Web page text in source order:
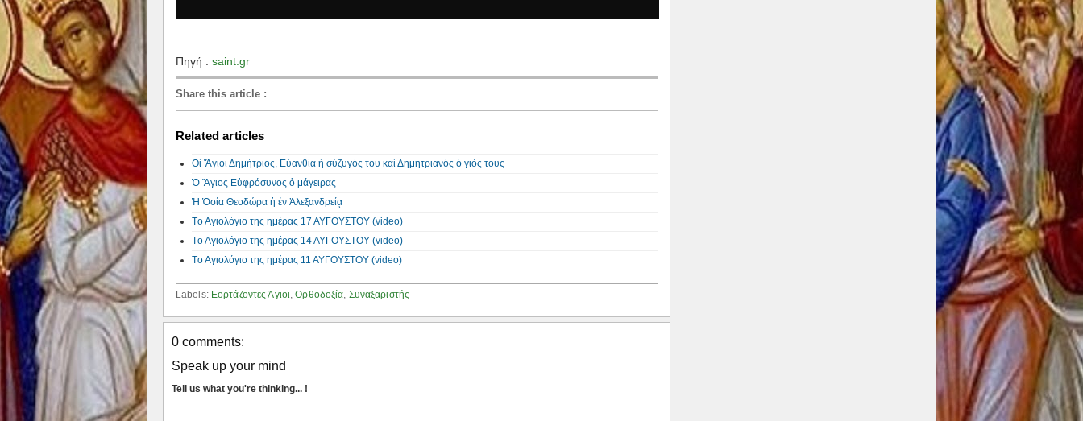
Πηγή : saint.gr
Share this article :
Related articles
Οἱ Ἅγιοι Δημήτριος, Εὐανθία ἡ σύζυγός του καὶ Δημητριανὸς ὁ γιός τους
Ὁ Ἅγιος Εὐφρόσυνος ὁ μάγειρας
Ἡ Ὁσία Θεοδώρα ἡ ἐν Ἀλεξανδρείᾳ
Tο Αγιολόγιο της ημέρας 17 ΑΥΓΟΥΣΤΟΥ (video)
Tο Αγιολόγιο της ημέρας 14 ΑΥΓΟΥΣΤΟΥ (video)
Tο Αγιολόγιο της ημέρας 11 ΑΥΓΟΥΣΤΟΥ (video)
Labels: Εορτάζοντες Άγιοι ,Ορθοδοξία Συναξαριστής
0 comments:
Speak up your mind
Tell us what you're thinking... !